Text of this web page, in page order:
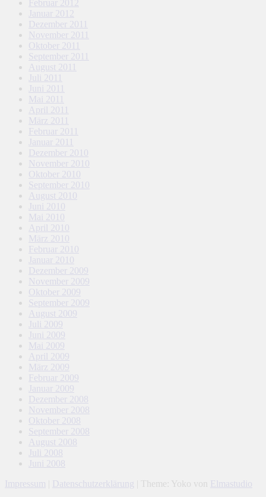
Februar 2012
Januar 2012
Dezember 2011
November 2011
Oktober 2011
September 2011
August 2011
Juli 2011
Juni 2011
Mai 2011
April 2011
März 2011
Februar 2011
Januar 2011
Dezember 2010
November 2010
Oktober 2010
September 2010
August 2010
Juni 2010
Mai 2010
April 2010
März 2010
Februar 2010
Januar 2010
Dezember 2009
November 2009
Oktober 2009
September 2009
August 2009
Juli 2009
Juni 2009
Mai 2009
April 2009
März 2009
Februar 2009
Januar 2009
Dezember 2008
November 2008
Oktober 2008
September 2008
August 2008
Juli 2008
Juni 2008
Impressum
Datenschutzerklärung Theme: Yoko von Elmastudio